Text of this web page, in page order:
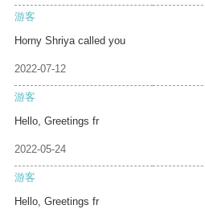
游客
Horny Shriya called you
2022-07-12
游客
Hello, Greetings fr
2022-05-24
游客
Hello, Greetings fr